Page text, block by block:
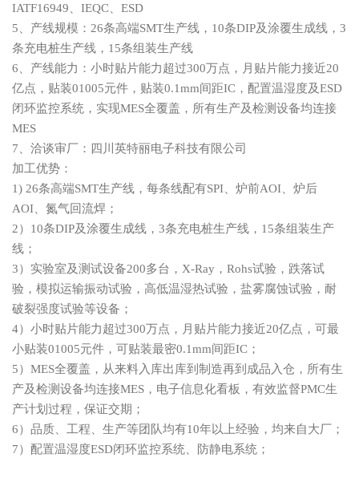
IATF16949、IEQC、ESD
5、产线规模：26条高端SMT生产线，10条DIP及涂覆生成线，3
条充电桩生产线，1 5条组装生产线
6、产线能力：小时贴片能力超过300万点，月贴片能力接近20
亿点，贴装01005元件，贴装0.1mm间距IC，配置温湿度及ESD
闭环监控系统，实现MES全覆盖，所有生产及检测设备均连接
MES
7、洽谈审厂：四川英特丽电子科技有限公司
加工优势：
1) 26条高端SMT生产线，每条线配有SPI、炉前AOI、炉后
AOI、氮气回流焊；
2） 10条DIP及涂覆生成线，3条充电桩生产线， 15条组装生产
线 ；
3）实验室及测试设备200多台，X-Ray，Rohs试验，跌落试
验，模拟运输振动试验，高低温湿热试验，盐雾腐蚀试验，耐
破裂强度试验等设备；
4）小时贴片能力超过300万点，月贴片能力接近20亿点，可最
小贴装01005元件，可贴装最密0.1mm间距IC；
5）MES全覆盖，从来料入库出库到制造再到成品入仓，所有生
产及检测设备均连接MES，电子信息化看板，有效监督PMC生
产计划过程，保证交期；
6）品质、工程、生产等团队均有10年以上经验，均来自大厂；
7）配置温湿度ESD闭环监控系统、防静电系统；